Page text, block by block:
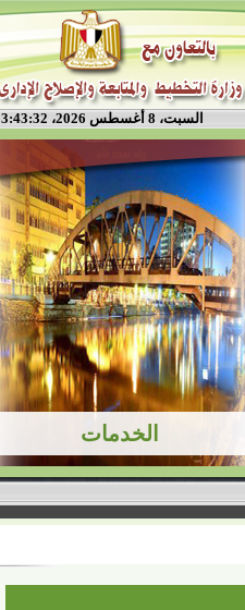
السبت، 8 أغسطس 2026، 3:43:32 م